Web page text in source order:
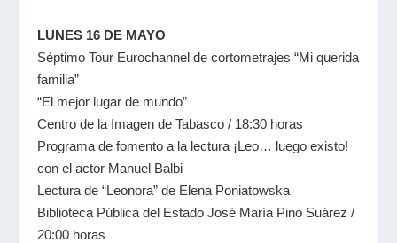
LUNES 16 DE MAYO
Séptimo Tour Eurochannel de cortometrajes “Mi querida
familia”
“El mejor lugar de mundo”
Centro de la Imagen de Tabasco / 18:30 horas
Programa de fomento a la lectura ¡Leo… luego existo!
con el actor Manuel Balbi
Lectura de “Leonora” de Elena Poniatowska
Biblioteca Pública del Estado José María Pino Suárez /
20:00 horas